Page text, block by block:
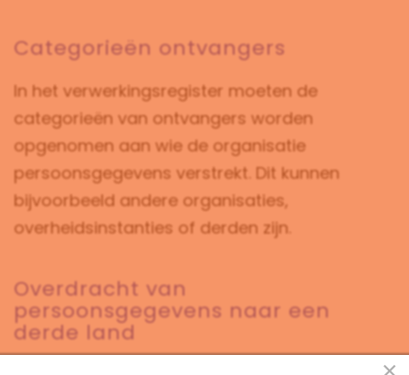
Categorieën ontvangers
In het verwerkingsregister moeten de
categorieën van ontvangers worden
opgenomen aan wie de organisatie
persoonsgegevens verstrekt. Dit kunnen
bijvoorbeeld andere organisaties,
overheidsinstanties of derden zijn.
Overdracht van
persoonsgegevens naar een
derde land